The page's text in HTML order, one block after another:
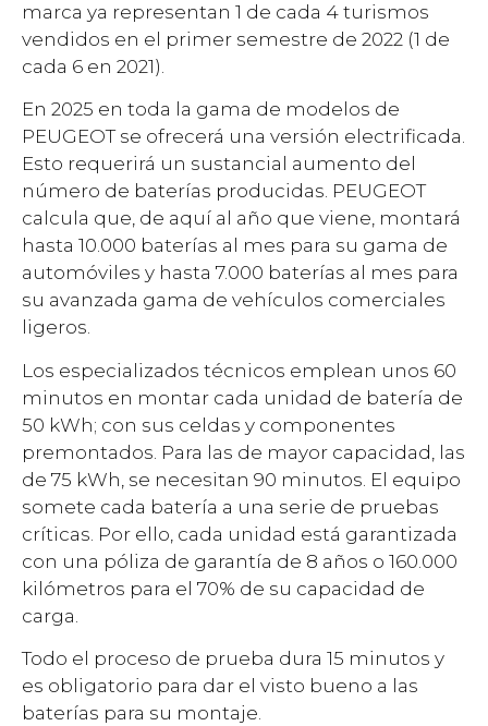
marca ya representan 1 de cada 4 turismos
vendidos en el primer semestre de 2022 (1 de
cada 6 en 2021).
En 2025 en toda la gama de modelos de
PEUGEOT se ofrecerá una versión electrificada.
Esto requerirá un sustancial aumento del
número de baterías producidas. PEUGEOT
calcula que, de aquí al año que viene, montará
hasta 10.000 baterías al mes para su gama de
automóviles y hasta 7.000 baterías al mes para
su avanzada gama de vehículos comerciales
ligeros.
Los especializados técnicos emplean unos 60
minutos en montar cada unidad de batería de
50 kWh; con sus celdas y componentes
premontados. Para las de mayor capacidad, las
de 75 kWh, se necesitan 90 minutos. El equipo
somete cada batería a una serie de pruebas
críticas. Por ello, cada unidad está garantizada
con una póliza de garantía de 8 años o 160.000
kilómetros para el 70% de su capacidad de
carga.
Todo el proceso de prueba dura 15 minutos y
es obligatorio para dar el visto bueno a las
baterías para su montaje.